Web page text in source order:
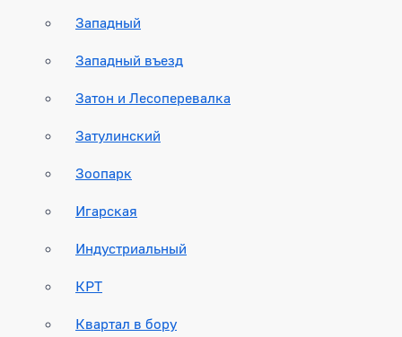
Западный
Западный въезд
Затон и Лесоперевалка
Затулинский
Зоопарк
Игарская
Индустриальный
КРТ
Квартал в бору